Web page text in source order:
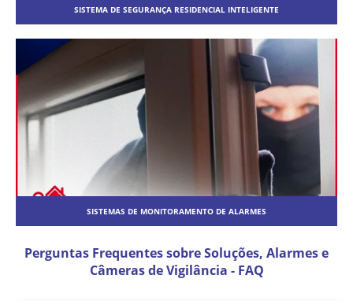
SISTEMA DE SEGURANÇA RESIDENCIAL INTELIGENTE
SISTEMAS DE MONITORAMENTO DE ALARMES
Perguntas Frequentes sobre Soluções, Alarmes e
Câmeras de Vigilância - FAQ